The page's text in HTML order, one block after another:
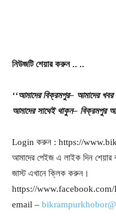
নিউজটি শেয়ার করুন.. ..
‘‘আমাদের বিক্রমপুর– আমাদের
আমাদের সাথেই থাকুন– বিক্রমপুর
Login করুন : https://
আমাদের পেইজ এ লাইক দিন
জাস্ট এখানে ক্লিক করুন।
https://
email –